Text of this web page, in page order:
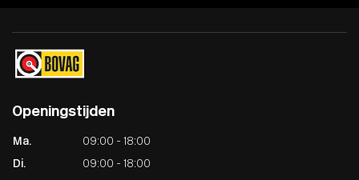
Openingstijden
Ma.
09:00 - 18:00
Di.
09:00 - 18:00